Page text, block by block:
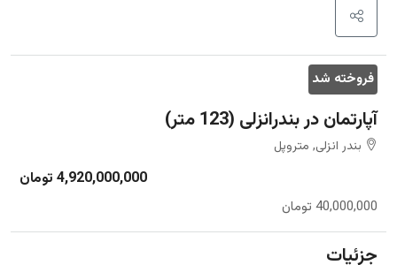
فروخته شد
آپارتمان در بندرانزلی (123 متر)
بندر انزلی, متروپل
4,920,000,000 تومان
40,000,000 تومان
جزئیات